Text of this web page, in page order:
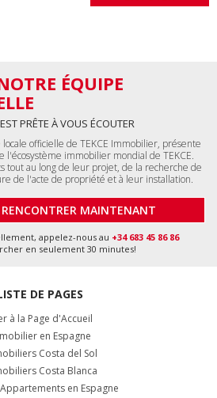
ÉQUIPE
PRÊTE À VOUS ÉCOUTER
officielle de TEKCE Immobilier, présente
l'écosystème immobilier mondial de TEKCE.
tout au long de leur projet, de la recherche de
de l'acte de propriété et à leur installation.
RENCONTRER MAINTENANT
appelez-nous au +34 683 45 86 86
en seulement 30 minutes!
DE PAGES
à la Page d'Accueil
en Espagne
Costa del Sol
Costa Blanca
en Espagne